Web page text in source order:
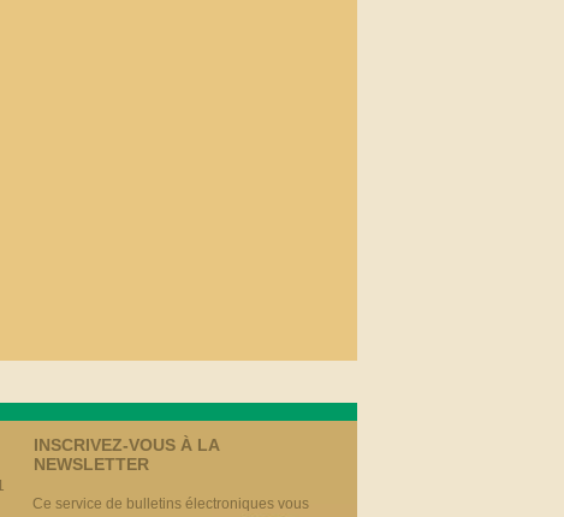
INSCRIVEZ-VOUS À LA
NEWSLETTER
Ce service de bulletins électroniques vous